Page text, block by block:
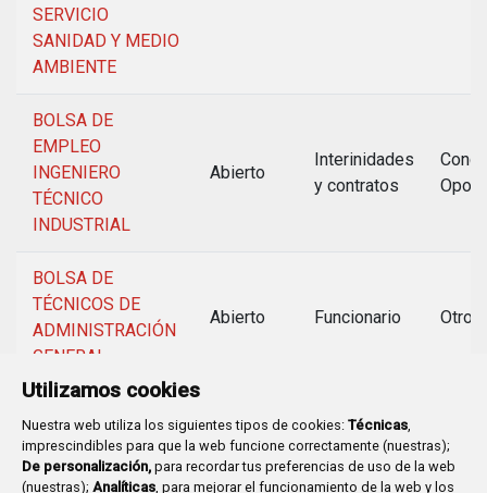
Utilizamos cookies
Nuestra web utiliza los siguientes tipos de cookies: Técnicas,
imprescindibles para que la web funcione correctamente (nuestras);
De personalización, para recordar tus preferencias de uso de la web
(nuestras); Analíticas, para mejorar el funcionamiento de la web y los
SERVICIO
SANIDAD Y MEDIO
AMBIENTE
BOLSA DE
EMPLEO
INGENIERO
TÉCNICO
INDUSTRIAL
Abierto
Interinidades
y contratos
BOLSA DE
TÉCNICOS DE
ADMINISTRACIÓN
GENERAL
Abierto Funcionario Otros